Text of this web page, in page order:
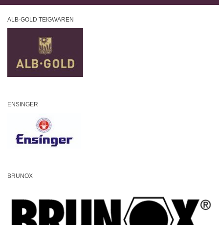
ALB-GOLD TEIGWAREN
ENSINGER
BRUNOX